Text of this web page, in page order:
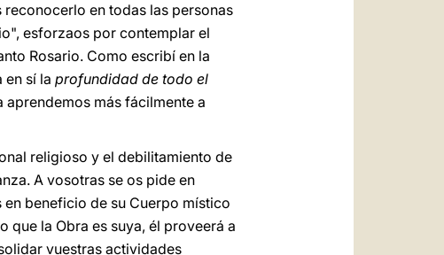
en todas las personas
esforzaos por contemplar el
Rosario. Como escribí en la
en sí la profundidad de todo el
aprendemos más fácilmente a
religioso y el debilitamiento de
A vosotras se os pide en
beneficio de su Cuerpo místico
que la Obra es suya, él proveerá a
vuestras actividades